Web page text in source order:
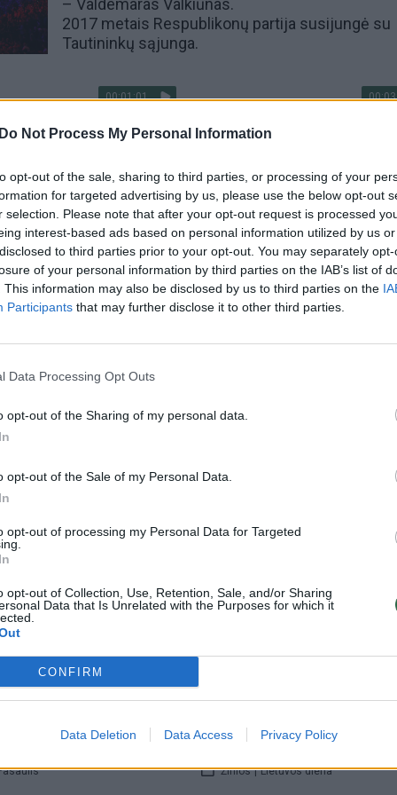
Do Not Process My Personal Information
opt-out of the sale, sharing to third parties, or processing of your
for targeted advertising by us, please use the below opt-out
selection. Please note that after your opt-out request is processed
interest-based ads based on personal information utilized by us
to third parties prior to your opt-out. You may separately
of your personal information by third parties on the IAB’s list of
This information may also be disclosed by us to third parties on the
Participants that may further disclose it to other third parties.
Data Processing Opt Outs
opt-out of the Sharing of my personal data.
opt-out of the Sale of my Personal Data.
opt-out of processing my Personal Data for Targeted
opt-out of Collection, Use, Retention, Sale, and/or Sharing
Data that Is Unrelated with the Purposes for which it
CONFIRM
Data Deletion Data Access Privacy Policy
– Valdemaras Valkiūnas.
2017 metais Respublikonų partija susijungė su
Tautininkų sąjunga.
00:01:01
pasmerkė naują
įstatymą translyčiams:
Nors J. Bidenas debatuose
sumaltas į miltus, politologui
Žinios | Pasaulis
00:00:44
prezidento rinkimuose
už D. Trumpą: J.
pavadino
Dalis JAV Senato respublikonų
įsiutę: paramos paketą
antausiu amerikiečiams
šeštadienį balsuos
Ukrainai ir Izraeliui:
Pasaulis
Atstovų Rūmai skelbia apie
Žinios
pergalės, D.
J. Bidenui siūlo
Vašingtone kandidatė surinko
daugiau nei pusę balsų
užsipuolė konkurentą D.
ekonomikai
Pastebi aršėjančias JAV
Trumpo laimėjimai
Žinios | Lietuvos diena